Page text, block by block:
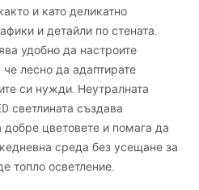
и като деликатно
и детайли по стената.
удобно да настроите
че лесно да адаптирате
си нужди. Неутралната
светлината създава
цветовете и помага да
среда без усещане за
топло осветление.